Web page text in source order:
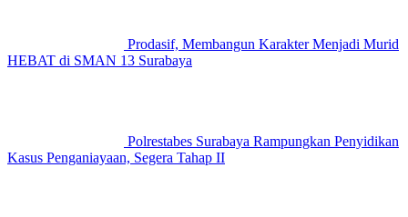
Prodasif, Membangun Karakter Menjadi Murid
HEBAT di SMAN 13 Surabaya
Polrestabes Surabaya Rampungkan Penyidikan
Kasus Penganiayaan, Segera Tahap II